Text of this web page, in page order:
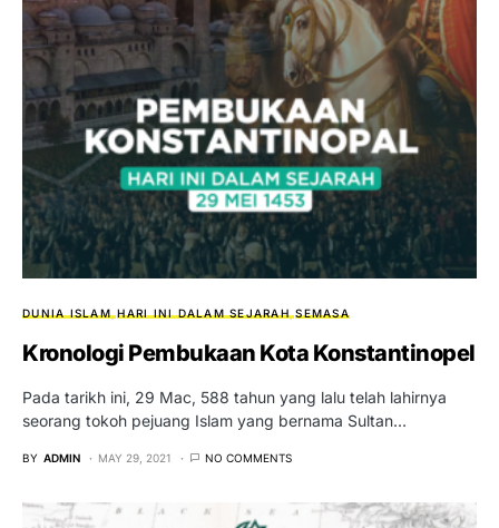
DUNIA ISLAM HARI INI DALAM SEJARAH SEMASA
Kronologi Pembukaan Kota Konstantinopel
Pada tarikh ini, 29 Mac, 588 tahun yang lalu telah lahirnya
seorang tokoh pejuang Islam yang bernama Sultan…
BY ADMIN MAY 29, 2021 NO COMMENTS